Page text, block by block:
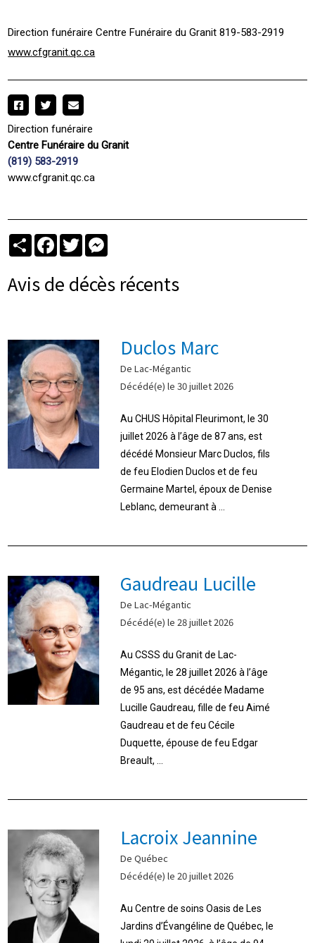
Direction funéraire Centre Funéraire du Granit 819-583-2919
www.cfgranit.qc.ca
Direction funéraire
Centre Funéraire du Granit
(819) 583-2919
www.cfgranit.qc.ca
PartagerFacebook
Twitter
Avis de décès récents
Duclos Marc
De Lac-Mégantic
Décédé(e) le 30 juillet 2026
Au CHUS Hôpital Fleurimont, le 30
juillet 2026 à l’âge de 87 ans, est
décédé Monsieur Marc Duclos, fils
de feu Elodien Duclos et de feu
Germaine Martel, époux de Denise
Leblanc, demeurant à ...
Gaudreau Lucille
De Lac-Mégantic
Décédé(e) le 28 juillet 2026
Au CSSS du Granit de Lac-
Mégantic, le 28 juillet 2026 à l’âge
de 95 ans, est décédée Madame
Lucille Gaudreau, fille de feu Aimé
Gaudreau et de feu Cécile
Duquette, épouse de feu Edgar
Breault, ...
Lacroix Jeannine
De Québec
Décédé(e) le 20 juillet 2026
Au Centre de soins Oasis de Les
Jardins d’Évangéline de Québec, le